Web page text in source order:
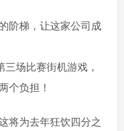
阶梯，让这家公司成
三场比赛街机游戏，
个负担！
将为去年狂饮四分之